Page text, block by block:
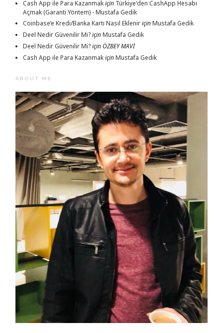
Cash App ile Para Kazanmakiçin Türkiye'den CashApp Hesabı
Açmak (Garanti Yöntem) - Mustafa Gedik
Coinbase’e Kredi/Banka Kartı Nasıl EkleniriçinMustafa Gedik
Deel Nedir Güvenilir Mi?içinMustafa Gedik
Deel Nedir Güvenilir Mi?içinÖZBEY MAVİ
Cash App ile Para KazanmakiçinMustafa Gedik
ABOUT ME